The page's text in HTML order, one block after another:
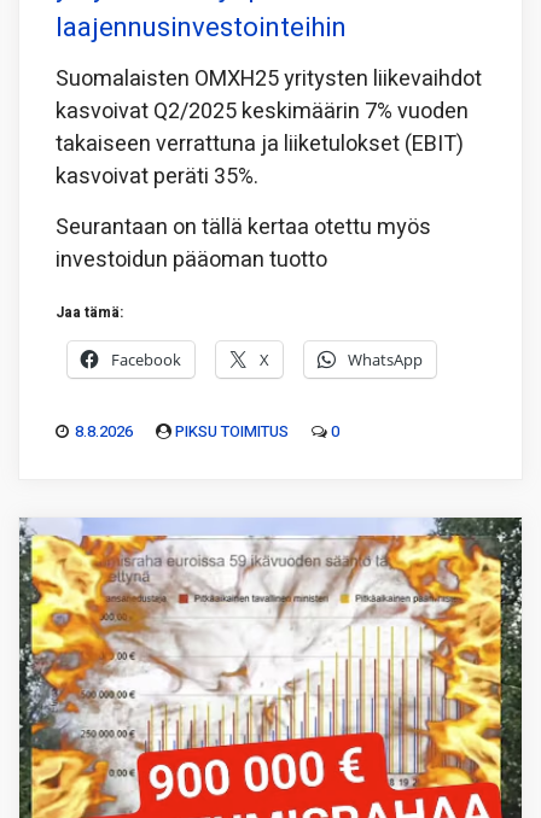
laajennusinvestointeihin
Suomalaisten OMXH25 yritysten liikevaihdot
kasvoivat Q2/2025 keskimäärin 7% vuoden
takaiseen verrattuna ja liiketulokset (EBIT)
kasvoivat peräti 35%.
Seurantaan on tällä kertaa otettu myös
investoidun pääoman tuotto
Jaa tämä:
Facebook X WhatsApp
8.8.2026 PIKSU TOIMITUS 0